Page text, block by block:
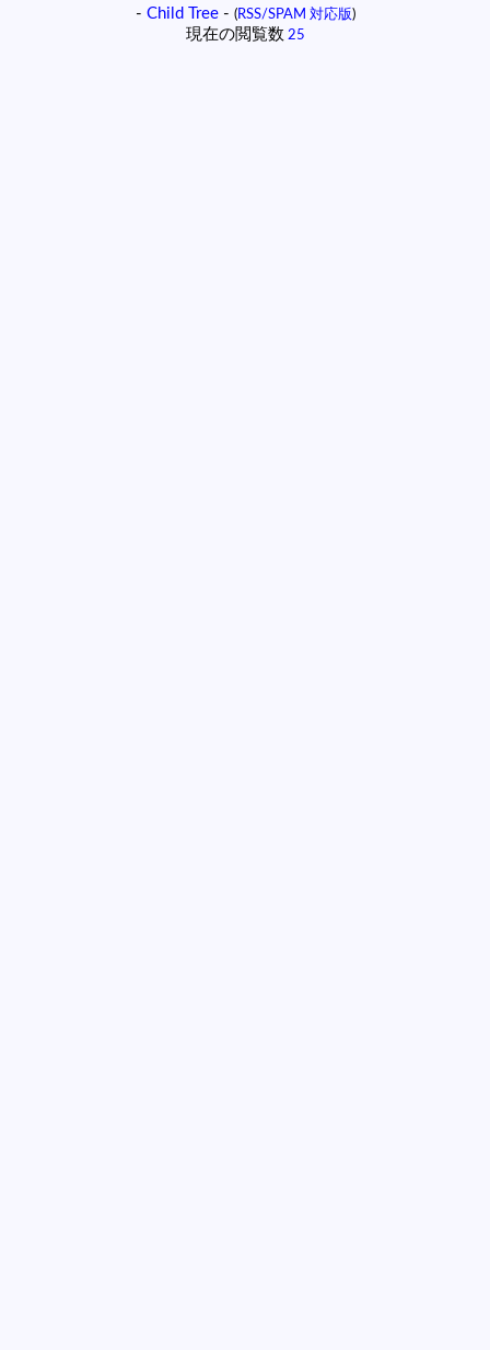
- Child Tree- (RSS/SPAM 対応版)
現在の閲覧数 25